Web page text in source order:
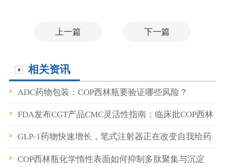
上一篇 下一篇
相关资讯
ADC药物包装：COP西林瓶要验证哪些风险？
FDA发布CGT产品CMC灵活性指南：临床批COP西林
瓶数据如何支持BLA申报
GLP-1药物快速增长，笔式注射器正在改变自我给药
系统的发展方向
COP西林瓶化学惰性表面如何抑制多肽聚集与沉淀